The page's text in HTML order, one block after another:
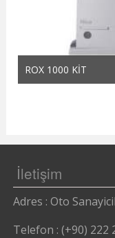
ROX 1000 KİT
İletişim
Adres : Oto
Telefon : (+90) 222